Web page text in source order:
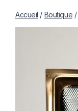
Accueil / Boutique /